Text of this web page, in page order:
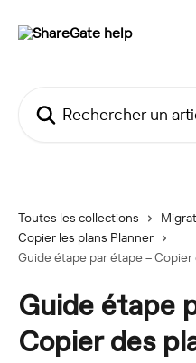
Toutes les collections
Copier les plans Planner
Guide étape par étape –
Guide étape
Copier des